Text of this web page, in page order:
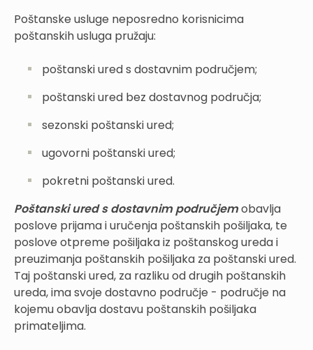
Poštanske usluge neposredno korisnicima
poštanskih usluga pružaju:
poštanski ured s dostavnim područjem;
poštanski ured bez dostavnog područja;
sezonski poštanski ured;
ugovorni poštanski ured;
pokretni poštanski ured.
Poštanski ured s dostavnim područjemobavlja
poslove prijama i uručenja poštanskih pošiljaka, te
poslove otpreme pošiljaka iz poštanskog ureda i
preuzimanja poštanskih pošiljaka za poštanski ured.
Taj poštanski ured, za razliku od drugih poštanskih
ureda, ima svoje dostavno područje - područje na
kojemu obavlja dostavu poštanskih pošiljaka
primateljima.